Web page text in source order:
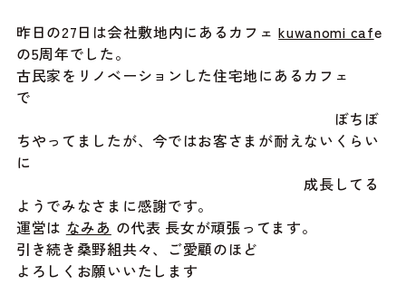
昨日の27日は会社敷地内にあるカフェkuwanomi cafe
の5周年でした。
古民家をリノベーションした住宅地にあるカフェ
で
ぼちぼ
ちやってましたが、今ではお客さまが耐えないくらい
に
成長してる
ようでみなさまに感謝です。
運営は なみあ の代表 長女が頑張ってます。
引き続き桑野組共々、ご愛顧のほど
よろしくお願いいたします